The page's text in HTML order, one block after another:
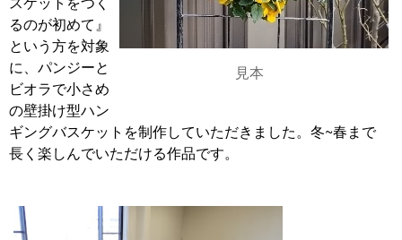
見本
るのが初めて』
という方を対象
に、パンジーと
ビオラで小さめ
の壁掛け型ハン
ギングバスケットを制作していただきました。冬~春まで
長く楽しんでいただける作品です。